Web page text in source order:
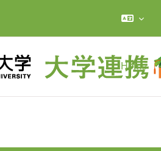
Home